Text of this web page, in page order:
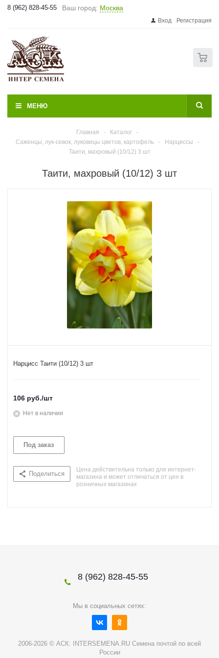
8 (962) 828-45-55 Ваш город: Москва
Вход Регистрация
МЕНЮ
Главная - Каталог
-
Саженцы, лук-севок, луковицы цветов, картофель
- Нарциссы
-
Таити, махровый (10/12) 3 шт
Таити, махровый (10/12) 3 шт
Нарцисс Таити (10/12) 3 шт
106 руб./шт
Нет в наличии
Под заказ
Поделиться
Цена действительна только для интернет-
магазина и может отличаться от цен в
розничных магазинах
8 (962) 828-45-55
Мы в социальных сетях:
2006-2026 © АСК: INTERSEMENA.RU Семена почтой по всей
России